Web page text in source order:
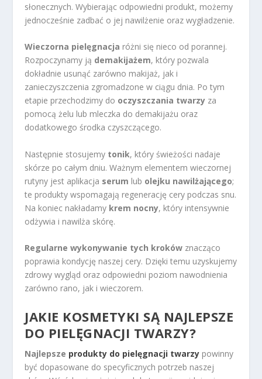
słonecznych. Wybierając odpowiedni produkt, możemy
jednocześnie zadbać o jej nawilżenie oraz wygładzenie.
Wieczorna pielęgnacja różni się nieco od porannej.
Rozpoczynamy ją demakijażem, który pozwala
dokładnie usunąć zarówno makijaż, jak i
zanieczyszczenia zgromadzone w ciągu dnia. Po tym
etapie przechodzimy do oczyszczania twarzy za
pomocą żelu lub mleczka do demakijażu oraz
dodatkowego środka czyszczącego.
Następnie stosujemy tonik, który świeżości nadaje
skórze po całym dniu. Ważnym elementem wieczornej
rutyny jest aplikacja serum lub olejku nawilżającego;
te produkty wspomagają regenerację cery podczas snu.
Na koniec nakładamy krem nocny, który intensywnie
odżywia i nawilża skórę.
Regularne wykonywanie tych kroków znacząco
poprawia kondycję naszej cery. Dzięki temu uzyskujemy
zdrowy wygląd oraz odpowiedni poziom nawodnienia
zarówno rano, jak i wieczorem.
JAKIE KOSMETYKI SĄ NAJLEPSZE
DO PIELĘGNACJI TWARZY?
Najlepsze produkty do pielęgnacji twarzy powinny
być dopasowane do specyficznych potrzeb naszej